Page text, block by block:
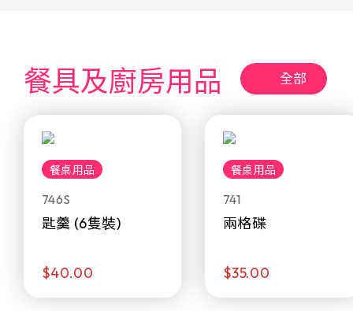
餐具及廚房用品 全部
餐桌用品
746S
匙羹 (6隻裝)
$40.00
餐桌用品
741
兩格碟
$35.00